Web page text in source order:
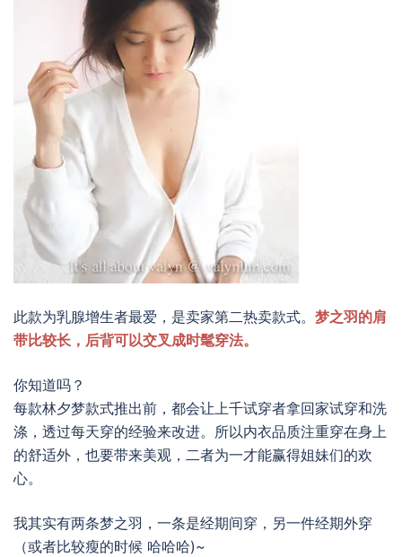
此款为乳腺增生者最爱，是卖家第二热卖款式。 梦之羽的肩
带比较长，后背可以交叉成时髦穿法。
你知道吗？
每款林夕梦款式推出前，都会让上千试穿者拿回家试穿和洗
涤，透过每天穿的经验来改进。所以内衣品质注重穿在身上
的舒适外，也要带来美观，二者为一才能赢得姐妹们的欢
心。
我其实有两条梦之羽，一条是经期间穿，另一件经期外穿
（或者比较瘦的时候 哈哈哈)~